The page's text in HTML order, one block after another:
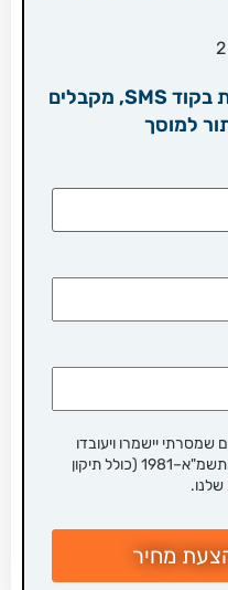
מילוי פרטים מהיר עם אימות בקוד SMS, מקבלים
למוסך
יישמרו ויעובדו
בהתאם לחוק הגנת הפרטיות, התשמ"א–1981 (כולל תיקון
שלנו.
מחיר